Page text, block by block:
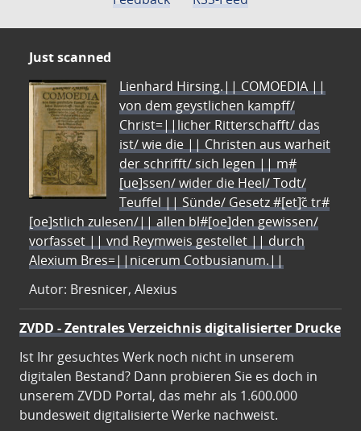
Just scanned
Lienhard Hirsing.|| COMOEDIA ||
von dem geystlichen kampff/
Christ=||licher Ritterschafft/ das
ist/ wie die || Christen aus warheit
der schrifft/ sich legen || m#
[ue]ssen/ wider die Heel/ Todt/
Teuffel || Sünde/ Gesetz #[et]c̃ tr#
[oe]stlich zulesen/|| allen bl#[oe]den gewissen/
vorfasset || vnd Reymweis gestellet || durch
Alexium Bres=||nicerum Cotbusianum.||
Autor: Bresnicer, Alexius
ZVDD - Zentrales Verzeichnis digitalisierter Drucke
Ist Ihr gesuchtes Werk noch nicht in unserem
digitalen Bestand? Dann probieren Sie es doch in
unserem ZVDD Portal, das mehr als 1.600.000
bundesweit digitalisierte Werke nachweist.